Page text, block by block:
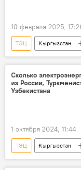
10 февраля 2025,
ТЭЦ Кыргызстан
Марлен Маматалиев
борьба
воздух
проекты
Сколько
из России,
Узбекистана
1 октября 2024, 11:44
ТЭЦ Кыргызстан
Токтогульское